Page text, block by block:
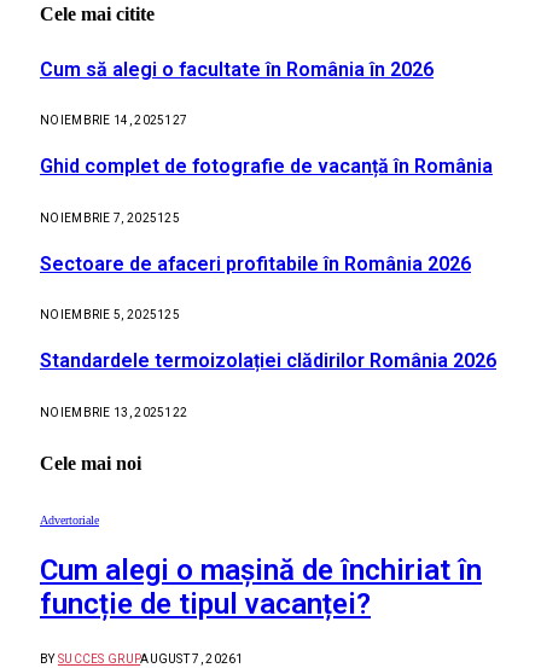
Cele mai citite
Cum să alegi o facultate în România în 2026
NOIEMBRIE 14, 2025127
Ghid complet de fotografie de vacanță în România
NOIEMBRIE 7, 2025125
Sectoare de afaceri profitabile în România 2026
NOIEMBRIE 5, 2025125
Standardele termoizolației clădirilor România 2026
NOIEMBRIE 13, 2025122
Cele mai noi
Advertoriale
Cum alegi o mașină de închiriat în
funcție de tipul vacanței?
BY SUCCES GRUPAUGUST 7, 20261